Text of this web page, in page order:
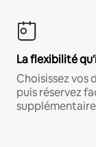
La flexibilité
Choisissez vos
puis réservez